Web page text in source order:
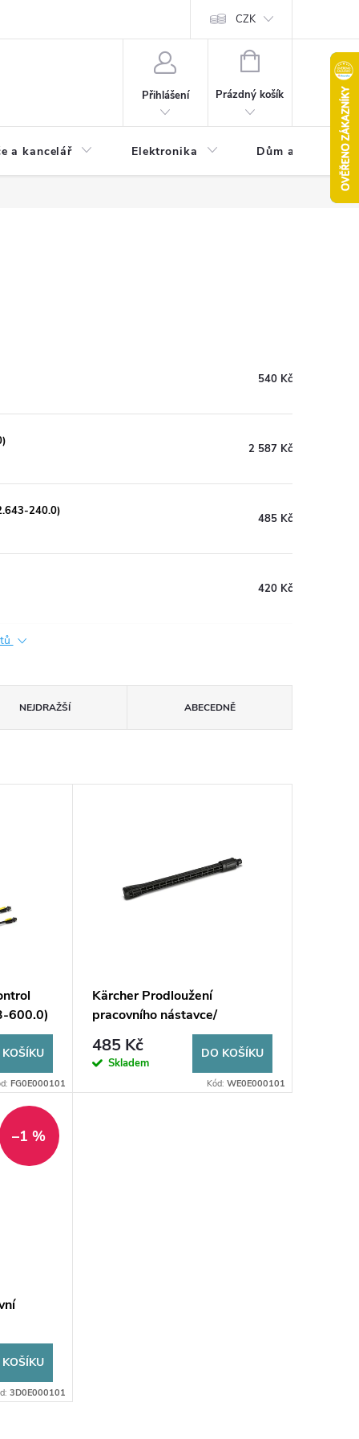
CZK
Přihlášení
NÁKUPNÍ
Prázdný košík
a kancelář Elektronika Dům a zahrada
540 Kč
2 587 Kč
240.0)
485 Kč
420 Kč
NEJDRAŽŠÍ ABECEDNĚ
600.0)
FG0E000101
Kärcher Prodloužení
pracovního nástavce/
K2/3/4/5/7 (2.643-240.0)
485 Kč
Skladem
DO KOŠÍKU
Kód: WE0E000101
–1 %
3D0E000101